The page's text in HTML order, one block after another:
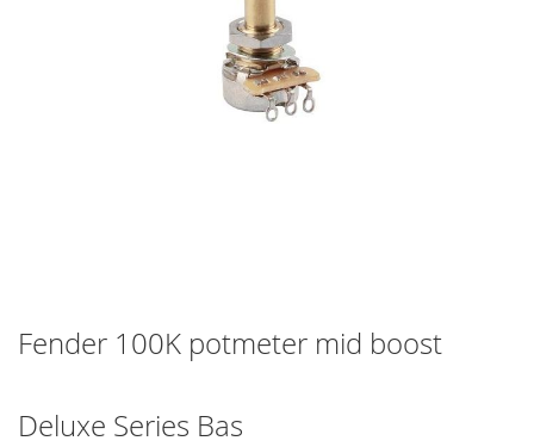
Fender 100K potmeter mid boost
Deluxe Series Bas
to
the
the